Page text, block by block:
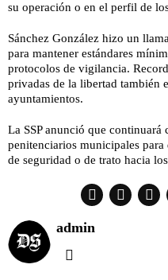
su operación o en el perfil de
Sánchez González hizo un
para mantener estándares
protocolos de vigilancia.
privadas de la libertad también
ayuntamientos.
La SSP anunció que continuará
penitenciarios municipales para
de seguridad o de trato hacia
admin